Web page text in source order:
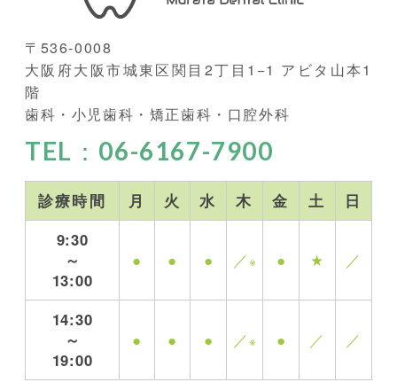
〒536-0008
大阪府大阪市城東区関目2丁目1−1 アビタ山本1
階
歯科・小児歯科・矯正歯科・口腔外科
TEL：06-6167-7900
診療時間 月 火 水 木 金 土
日
9:30
～
13:00
● ● ● ／※ ● ★ ／
14:30
～
19:00
● ● ● ／※ ● ／ ／